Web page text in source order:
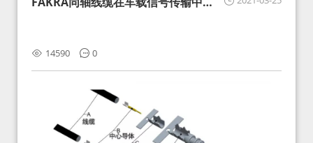
14590 0